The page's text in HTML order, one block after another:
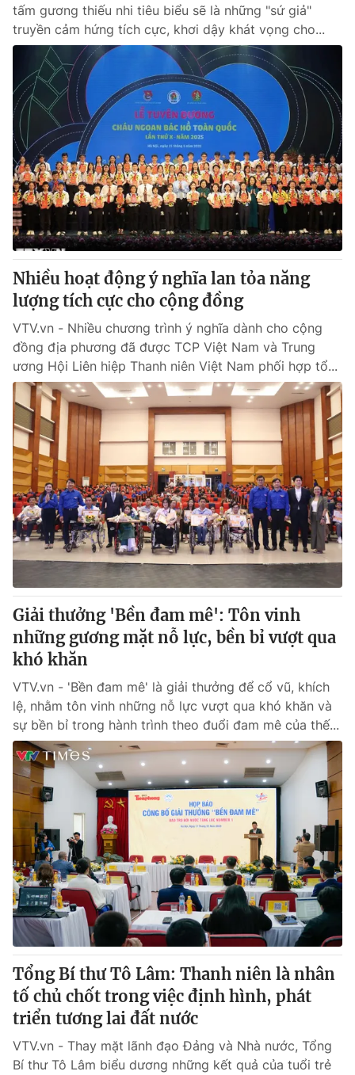
Video Shorts video
VTV Money VTV Thể thao
VTV Sức khoẻ Bất động sản
Thị trường 24h Tấm lòng Việt
VTV4 Vươn mình bằng AI
VTV9 VTV8
Liên hệ tòa soạn English
THỜI BÁO VTV
Theo dõi báo trên
Cơ quan chủ quản:Đài Truyền hình Việt Nam
Cơ quan báo chí:Thời báo VTV
Giấy phép hoạt động báo in và báo điện tử số 483/GP-BTTTT
cấp ngày 29/12/2023
Tổng Biên tập:Vũ Thanh Thủy
Phó Tổng Biên tập:Nguyễn Thị Mỹ Hạnh, Phạm Quốc Thắng,
Nguyễn Trọng Ninh
Tổng đài VTV:024.38 355 931 - 024.38 355 932
Ðiện thoại Thời báo VTV:024.66 897 897
Email: toasoan@vtv.vn
Liên hệ quảng cáo:
024-7300.7108
® Cấm sao chép dưới mọi hình thức nếu không có sự chấp
thuận bằng văn bản. Ghi rõ nguồn VTV.vn khi phát hành lại
thông tin từ website này.
tấm gương thiếu nhi tiêu biểu sẽ là những "sứ giả"
truyền cảm hứng tích cực, khơi dậy khát vọng cho...
Nhiều hoạt động ý nghĩa lan tỏa năng
lượng tích cực cho cộng đồng
VTV.vn - Nhiều chương trình ý nghĩa dành cho cộng
đồng địa phương đã được TCP Việt Nam và Trung
ương Hội Liên hiệp Thanh niên Việt Nam phối hợp tổ...
Giải thưởng 'Bền đam mê': Tôn vinh
những gương mặt nỗ lực, bền bỉ vượt qua
khó khăn
VTV.vn - 'Bền đam mê' là giải thưởng để cổ vũ, khích
lệ, nhằm tôn vinh những nỗ lực vượt qua khó khăn và
sự bền bỉ trong hành trình theo đuổi đam mê của thế...
Tổng Bí thư Tô Lâm: Thanh niên là nhân
tố chủ chốt trong việc định hình, phát
triển tương lai đất nước
VTV.vn - Thay mặt lãnh đạo Đảng và Nhà nước, Tổng
Bí thư Tô Lâm biểu dương những kết quả của tuổi trẻ